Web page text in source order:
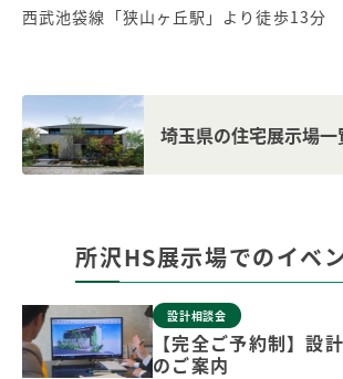
西武池袋線「狭山ヶ丘駅」より徒歩13分
埼玉県の住宅展示場一
所沢HS展示場でのイベ
設計相談会
【完全ご予約制】
のご案内